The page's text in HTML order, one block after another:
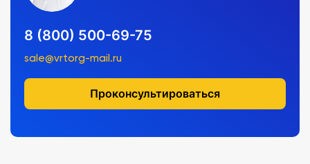
8 (800) 500-69-75
sale@vrtorg-mail.ru
Проконсультироваться